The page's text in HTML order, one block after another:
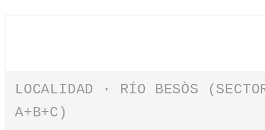
LOCALIDAD · RÍO BESÒS
A+B+C)